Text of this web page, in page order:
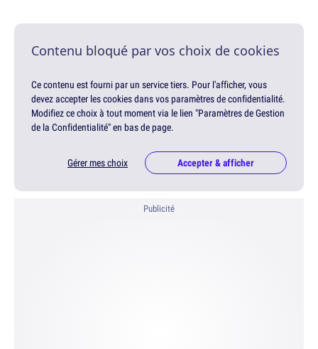
Contenu bloqué par vos choix de cookies
Ce contenu est fourni par un service tiers. Pour l'afficher, vous
devez accepter les cookies dans vos paramètres de confidentialité.
Modifiez ce choix à tout moment via le lien "Paramètres de Gestion
de la Confidentialité" en bas de page.
Gérer mes choix Accepter & afficher
Publicité